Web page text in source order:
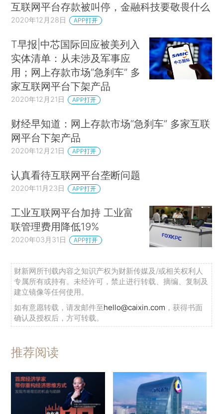
互联网平台存款被叫停，金融科技要敬畏什么
2020年12月28日 APP打开
T早报|中芯国际回应被美列入
实体清单：从未涉及军事应
用；网上存款市场“急刹车” 多
家互联网平台下架产品
2020年12月21日 APP打开
财经早知道：网上存款市场“急刹车” 多家互联
网平台下架产品
2020年12月21日 APP打开
认真看待互联网平台垄断问题
2020年11月23日 APP打开
工业互联网平台加持 工业富
联管理费用降低19%
2020年03月31日 APP打开
财新网所刊载内容之知识产权为财新传媒及/或相关权利人
专属所有或持有。未经许可，禁止进行转载、摘编、复制及
建立镜像等任何使用。
如有意愿转载，请发邮件至hello@caixin.com ，获得书面
确认及授权后，方可转载。
推荐阅读